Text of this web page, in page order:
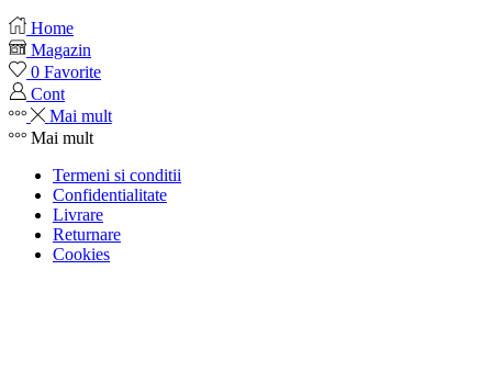
Home
Magazin
0 Favorite
Cont
Mai mult
Mai mult
Termeni si conditii
Confidentialitate
Livrare
Returnare
Cookies